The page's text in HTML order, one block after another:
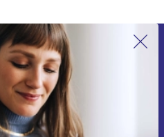
et infos de refurbed
aucune offre.